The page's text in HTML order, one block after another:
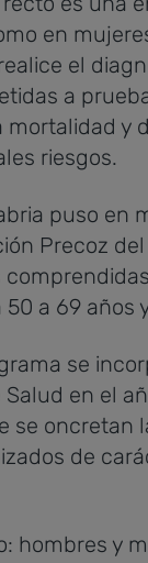
en
el
a
y
riesgos.
puso
Precoz
a 69
se
en el
se oncretan
de
hombres y